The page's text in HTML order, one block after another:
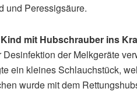
und Peressigsäure.
mit Hubschrauber ins
Desinfektion der Melkgeräte
ein kleines Schlauchstück,
wurde mit dem